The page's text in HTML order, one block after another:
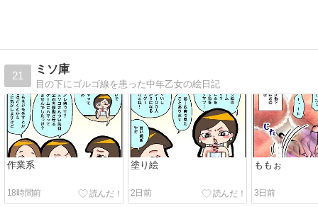
21
ミソ庫
目の下にゴルゴ線を患った中年乙女の絵日記
作業系
18時間前
塗り絵
2日前
ももぉ
3日前